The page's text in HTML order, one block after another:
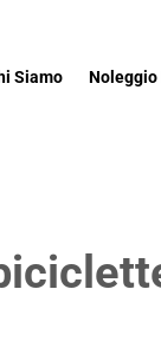
Siamo Noleggio